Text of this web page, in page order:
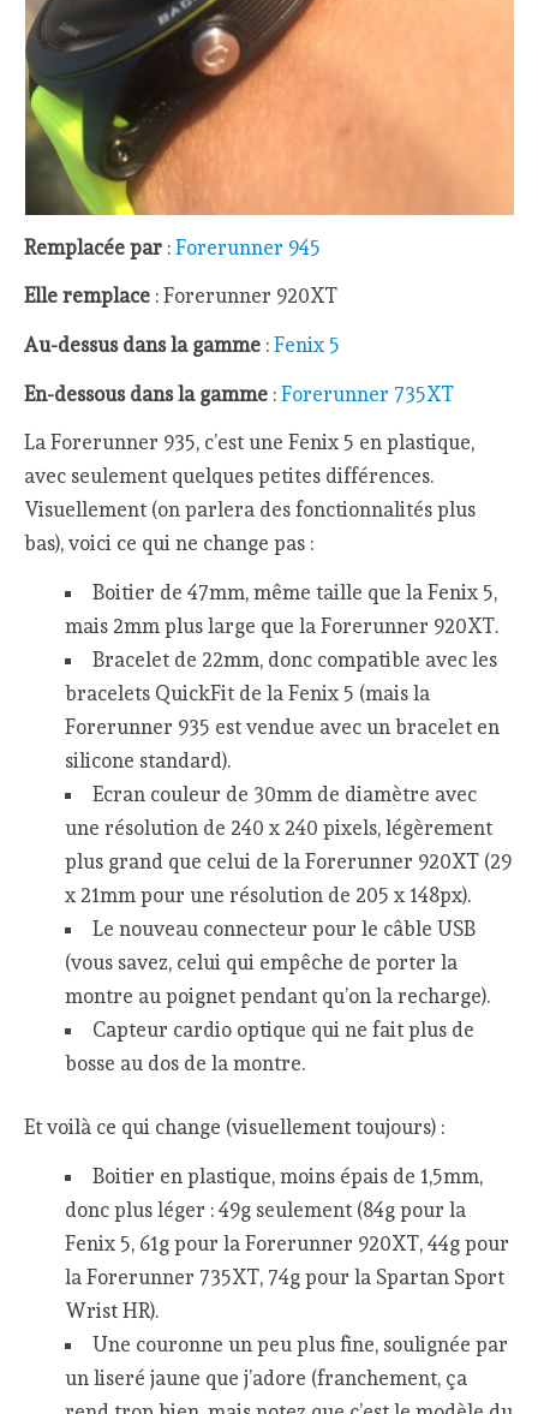
Remplacée par :Forerunner 945
Elle remplace : Forerunner 920XT
Au-dessus dans la gamme :Fenix 5
En-dessous dans la gamme :Forerunner 735XT
La Forerunner 935, c’est une Fenix 5 en plastique,
avec seulement quelques petites différences.
Visuellement (on parlera des fonctionnalités plus
bas), voici ce qui ne change pas :
Boitier de 47mm, même taille que la Fenix 5,
mais 2mm plus large que la Forerunner 920XT.
Bracelet de 22mm, donc compatible avec les
bracelets QuickFit de la Fenix 5 (mais la
Forerunner 935 est vendue avec un bracelet en
silicone standard).
Ecran couleur de 30mm de diamètre avec
une résolution de 240 x 240 pixels, légèrement
plus grand que celui de la Forerunner 920XT (29
x 21mm pour une résolution de 205 x 148px).
Le nouveau connecteur pour le câble USB
(vous savez, celui qui empêche de porter la
montre au poignet pendant qu’on la recharge).
Capteur cardio optique qui ne fait plus de
bosse au dos de la montre.
Et voilà ce qui change (visuellement toujours) :
Boitier en plastique, moins épais de 1,5mm,
donc plus léger : 49g seulement (84g pour la
Fenix 5, 61g pour la Forerunner 920XT, 44g pour
la Forerunner 735XT, 74g pour la Spartan Sport
Wrist HR).
Une couronne un peu plus fine, soulignée par
un liseré jaune que j’adore (franchement, ça